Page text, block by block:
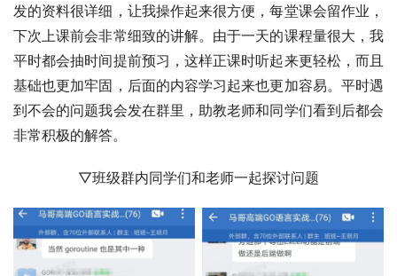
发的资料很详细，让我操作起来很方便，每堂课会留作业，
下次上课前会非常细致的讲解。由于一天的课程量很大，我
平时都会抽时间提前预习，这样正课时听起来更轻松，而且
基础也更加牢固，后面的内容学习起来也更加容易。平时遇
到不会的问题我会发在群里，助教老师和同学们看到后都会
非常积极的解答。
▽班级群内同学们和老师一起探讨问题